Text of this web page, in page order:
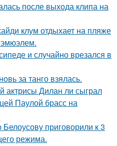
после выхода клипа на
клум отдыхает на пляже
и случайно врезался в
за танго взялась.
актрисы Дилан ли сыграл
Паулой брасс на
приговорили к 3
режима.